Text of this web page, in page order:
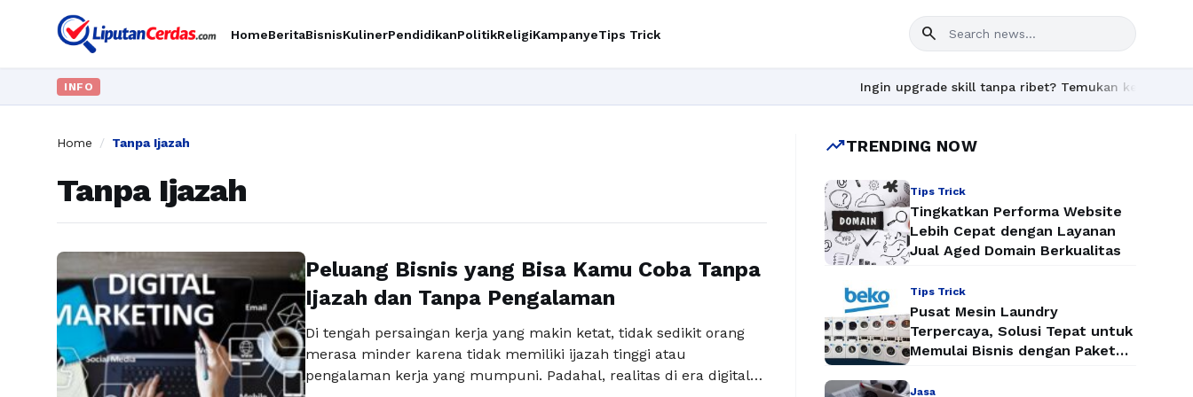
HomeBeritaBisnisKulinerPendidikanPolitikReligiKampanyeTips Trick search
INFO Ingin upgrade skill tanpa ribet? Temukan kelas seru dan
Home / Tanpa Ijazah
Tanpa Ijazah
Peluang Bisnis yang Bisa Kamu Coba Tanpa
Ijazah dan Tanpa Pengalaman
Di tengah persaingan kerja yang makin ketat, tidak sedikit orang
merasa minder karena tidak memiliki ijazah tinggi atau
pengalaman kerja yang mumpuni. Padahal, realitas di era digital
trending_upTRENDING NOW
Tips Trick
Tingkatkan Performa Website
Lebih Cepat dengan Layanan
Jual Aged Domain Berkualitas
Tips Trick
Pusat Mesin Laundry
Terpercaya, Solusi Tepat untuk
Memulai Bisnis dengan Paket
Jasa